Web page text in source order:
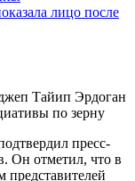
лицо после
Тайип Эрдоган
по зерну
пресс-
Он отметил, что в
представителей